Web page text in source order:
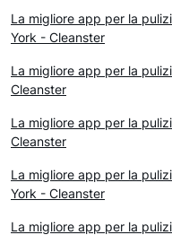
La migliore app per la
York - Cleanster
La migliore app per la
Cleanster
La migliore app per la
Cleanster
La migliore app per la
York - Cleanster
La migliore app per la